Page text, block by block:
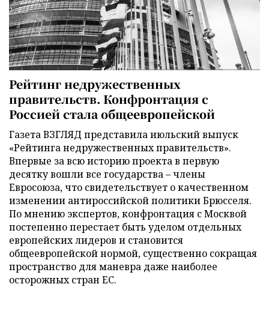
Рейтинг недружественных
правительств. Конфронтация с
Россией стала общеевропейской
Газета ВЗГЛЯД представила июльский выпуск
«Рейтинга недружественных правительств».
Впервые за всю историю проекта в первую
десятку вошли все государства – члены
Евросоюза, что свидетельствует о качественном
изменении антироссийской политики Брюсселя.
По мнению экспертов, конфронтация с Москвой
постепенно перестает быть уделом отдельных
европейских лидеров и становится
общеевропейской нормой, существенно сокращая
пространство для маневра даже наиболее
осторожных стран ЕС.